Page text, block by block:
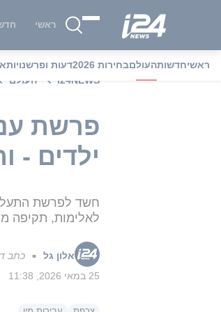
ראשי
ראשיחדשותהעולםבחירות 2026 דעות ופרשנויות
i24NEWS
העולם
פרשת
ילדים -
לאלימות, תקיפה
אלון גל ■ כתב
25 במאי 2026, 11:38